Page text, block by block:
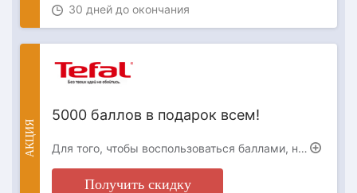
30 дней до окончания
АКЦИЯ
5000 баллов в подарок всем!
Для того, чтобы воспользоваться баллами, необходимо авторизоваться на нашем сайте. Баллы действуют на все товары, за исключением товаров с финальной ценой и не суммируются с промокодами. Баллами можно оплатить до 30% покупки. 1 балл = 1 рубль Акция действует до 16 августа включительно.
Получить скидку